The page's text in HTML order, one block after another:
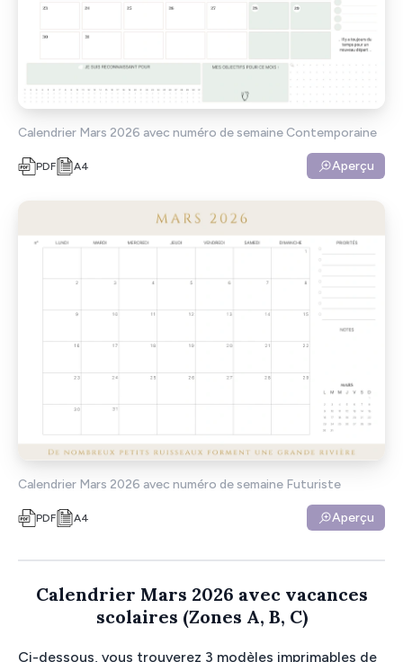
Calendrier Mars 2026 avec numéro de semaine Contemporaine
PDF A4 Aperçu
Calendrier Mars 2026 avec numéro de semaine Futuriste
PDF A4 Aperçu
Calendrier Mars 2026 avec vacances
scolaires (Zones A, B, C)
Ci-dessous, vous trouverez 3 modèles imprimables de